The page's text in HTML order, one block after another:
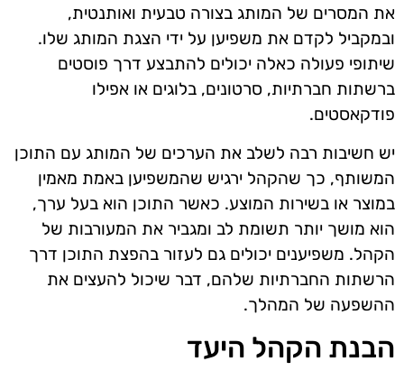
את המסרים של המותג בצורה טבעית ואותנטית,
ובמקביל לקדם את משפיען על ידי הצגת המותג שלו.
שיתופי פעולה כאלה יכולים להתבצע דרך פוסטים
ברשתות חברתיות, סרטונים, בלוגים או אפילו
פודקאסטים.
יש חשיבות רבה לשלב את הערכים של המותג עם התוכן
המשותף, כך שהקהל ירגיש שהמשפיען באמת מאמין
במוצר או בשירות המוצע. כאשר התוכן הוא בעל ערך,
הוא מושך יותר תשומת לב ומגביר את המעורבות של
הקהל. משפיענים יכולים גם לעזור בהפצת התוכן דרך
הרשתות החברתיות שלהם, דבר שיכול להעצים את
ההשפעה של המהלך.
הבנת הקהל היעד